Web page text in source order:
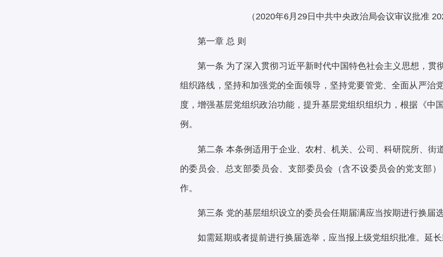
（2020年6月29日中共中央政治局会议审议批准
第一章 总 则
第一条 为了深入贯彻习近平新时代中国特色社会主义思想，贯
组织路线，坚持和加强党的全面领导，坚持党要管党、全面从严治
度，增强基层党组织政治功能，提升基层党组织组织力，根据《中
例。
第二条 本条例适用于企业、农村、机关、公司、科研院所、街
的委员会、总支部委员会、支部委员会（含不设委员会的党支部
作。
第三条 党的基层组织设立的委员会任期届满应当按期进行换届选
如需延期或者提前进行换届选举，应当报上级党组织批准。延